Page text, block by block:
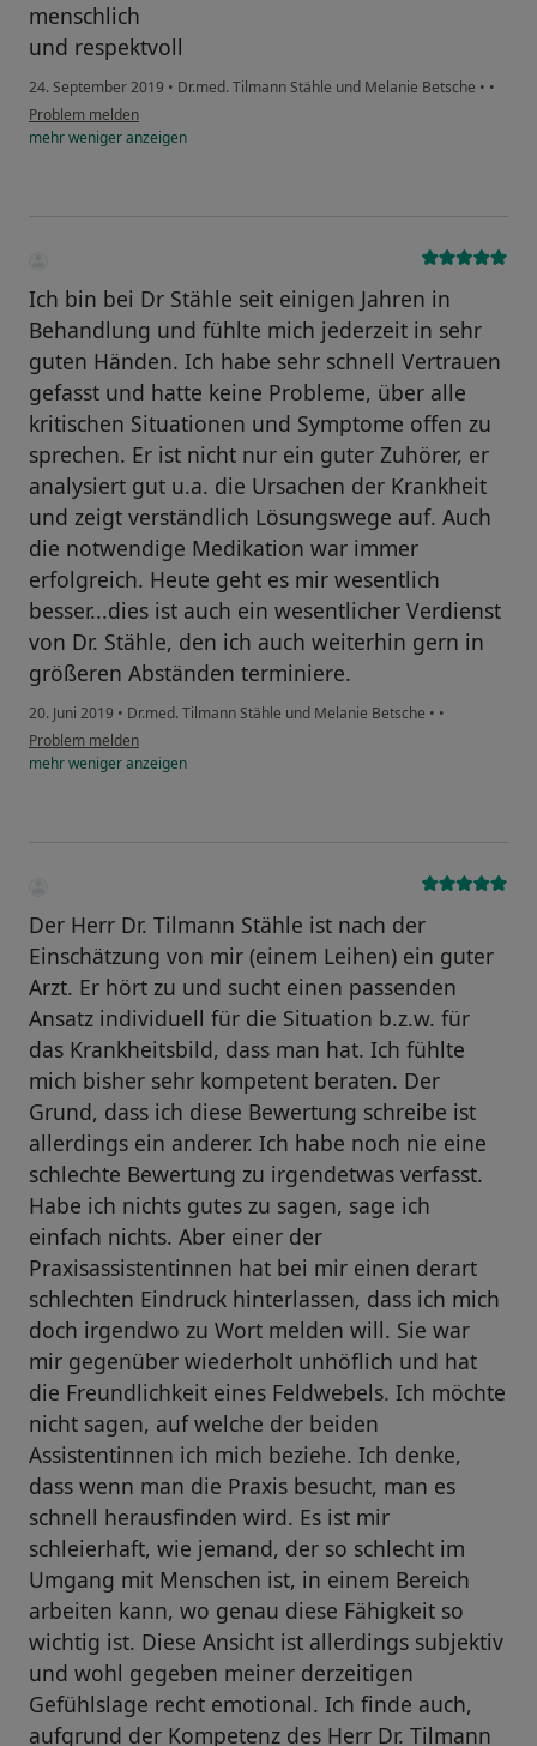
menschlich
und respektvoll
24. September 2019 • Dr.med. Tilmann Stähle und Melanie Betsche • •
Problem melden
mehrwenigeranzeigen
Ich bin bei Dr Stähle seit einigen Jahren in
Behandlung und fühlte mich jederzeit in sehr
guten Händen. Ich habe sehr schnell Vertrauen
gefasst und hatte keine Probleme, über alle
kritischen Situationen und Symptome offen zu
sprechen. Er ist nicht nur ein guter Zuhörer, er
analysiert gut u.a. die Ursachen der Krankheit
und zeigt verständlich Lösungswege auf. Auch
die notwendige Medikation war immer
erfolgreich. Heute geht es mir wesentlich
besser...dies ist auch ein wesentlicher Verdienst
von Dr. Stähle, den ich auch weiterhin gern in
größeren Abständen terminiere.
20. Juni 2019 • Dr.med. Tilmann Stähle und Melanie Betsche • •
Problem melden
mehrwenigeranzeigen
Der Herr Dr. Tilmann Stähle ist nach der
Einschätzung von mir (einem Leihen) ein guter
Arzt. Er hört zu und sucht einen passenden
Ansatz individuell für die Situation b.z.w. für
das Krankheitsbild, dass man hat. Ich fühlte
mich bisher sehr kompetent beraten. Der
Grund, dass ich diese Bewertung schreibe ist
allerdings ein anderer. Ich habe noch nie eine
schlechte Bewertung zu irgendetwas verfasst.
Habe ich nichts gutes zu sagen, sage ich
einfach nichts. Aber einer der
Praxisassistentinnen hat bei mir einen derart
schlechten Eindruck hinterlassen, dass ich mich
doch irgendwo zu Wort melden will. Sie war
mir gegenüber wiederholt unhöflich und hat
die Freundlichkeit eines Feldwebels. Ich möchte
nicht sagen, auf welche der beiden
Assistentinnen ich mich beziehe. Ich denke,
dass wenn man die Praxis besucht, man es
schnell herausfinden wird. Es ist mir
schleierhaft, wie jemand, der so schlecht im
Umgang mit Menschen ist, in einem Bereich
arbeiten kann, wo genau diese Fähigkeit so
wichtig ist. Diese Ansicht ist allerdings subjektiv
und wohl gegeben meiner derzeitigen
Gefühlslage recht emotional. Ich finde auch,
aufgrund der Kompetenz des Herr Dr. Tilmann